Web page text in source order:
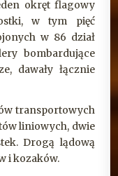
okręt flagowy
w tym pięć
w 86 dział
bombardujące
dawały łącznie
transportowych
liniowych, dwie
Drogą lądową
i kozaków.